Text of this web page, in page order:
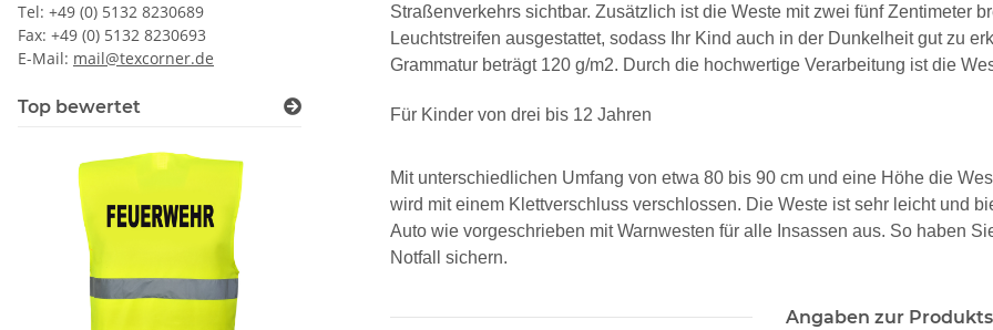
Straßenverkehrs sichtbar. Zusätzlich ist die Weste mit zwei fünf Zentimeter
Leuchtstreifen ausgestattet, sodass Ihr Kind auch in der Dunkelheit gut zu
Grammatur beträgt 120 g/m2. Durch die hochwertige Verarbeitung ist die
Für Kinder von drei bis 12 Jahren
Mit unterschiedlichen Umfang von etwa 80 bis 90 cm und eine Höhe die
wird mit einem Klettverschluss verschlossen. Die Weste ist sehr leicht und
Auto wie vorgeschrieben mit Warnwesten für alle Insassen aus. So haben
Notfall sichern.
Angaben zur
Tel: +49 (0) 5132 8230689
Fax: +49 (0) 5132 8230693
E-Mail: mail@texcorner.de
Top bewertet